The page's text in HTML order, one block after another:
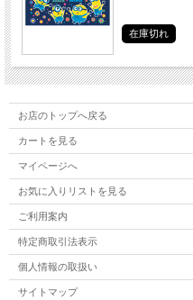
在庫切れ
お店のトップへ戻る
カートを見る
マイページへ
お気に入りリストを見る
ご利用案内
特定商取引法表示
個人情報の取扱い
サイトマップ